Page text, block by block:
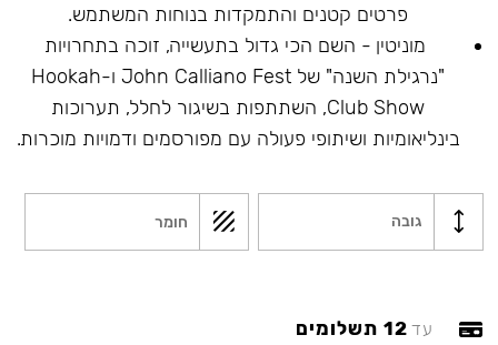
פרטים קטנים והתמקדות בנוחות המשתמש.
מוניטין - השם הכי גדול בתעשייה, זוכה בתחרויות
"נרגילת השנה" של John Calliano Fest ו-Hookah
Club Show, השתתפות בשיגור לחלל, תערוכות
בינליאומיות ושיתופי פעולה עם מפורסמים ודמויות מוכרות.
גובה חומר
עד 12 תשלומים